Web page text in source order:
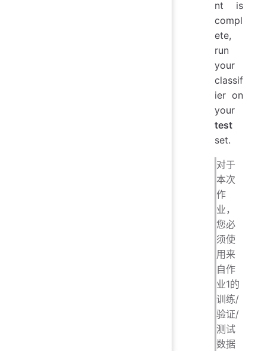
nt is
compl
ete,
run
your
classif
ier on
your
test
set.
对于
本次
作
业，
您必
须使
用来
自作
业1的
训练/
验证/
测试
数据